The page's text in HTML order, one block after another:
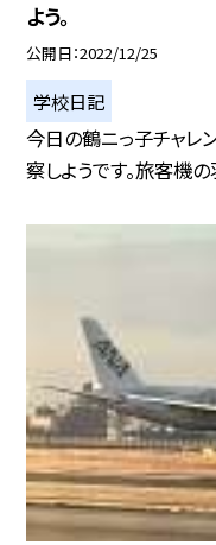
よう。
公開日 2022/12/25
学校日記
今日の鶴ニっ子チャレ
察しようです。旅客機